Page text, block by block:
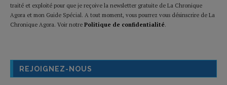
traité et exploité pour que je reçoive la newsletter gratuite de La Chronique
Agora et mon Guide Spécial. A tout moment, vous pourrez vous désinscrire de La
Chronique Agora. Voir notre Politique de confidentialité.
REJOIGNEZ-NOUS